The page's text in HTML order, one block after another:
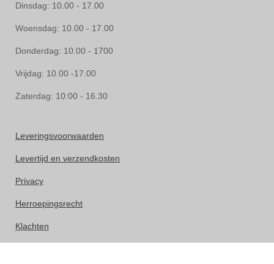
Dinsdag: 10.00 - 17.00
Woensdag: 10.00 - 17.00
Donderdag: 10.00 - 1700
Vrijdag: 10.00 -17.00
Zaterdag: 10:00 - 16.30
Leveringsvoorwaarden
Levertijd en verzendkosten
Privacy
Herroepingsrecht
Klachten